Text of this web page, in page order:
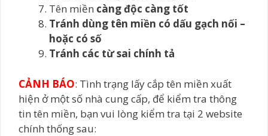
Tên miền càng độc càng tốt
Tránh dùng tên miền có dấu gạch nối –
hoặc có số
Tránh các từ sai chính tả
CẢNH BÁO: Tình trạng lấy cắp tên miền xuất
hiện ở một số nhà cung cấp, để kiểm tra thông
tin tên miền, bạn vui lòng kiểm tra tại 2 website
chính thống sau: